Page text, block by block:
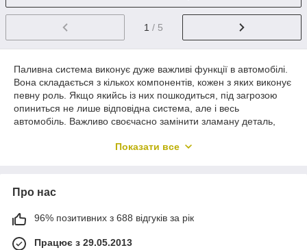
1 / 5
Паливна система виконує дуже важливі функції в автомобілі.
Вона складається з кількох компонентів, кожен з яких виконує
певну роль. Якщо якийсь із них пошкодиться, під загрозою
опиниться не лише відповідна система, але і весь
автомобіль. Важливо своєчасно замінити зламану деталь,
можуть бути дуже якісними. Ми пропонуємо паливний фільтр
Особливості б/у запчастин для
паливної системи
Показати все
Про нас
96% позитивних з 688 відгуків за рік
Працює з 29.05.2013